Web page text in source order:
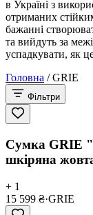
в Україні з
отриманих
бажанні
та вийдуть за
успадкувати, як
Головна /GRIE
Фільтри
Сумка GRIE
шкіряна
+ 1
15 599 ₴·GRIE